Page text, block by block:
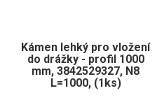
Kámen lehký pro vložení
do drážky - profil 1000
mm, 3842529327, N8
L=1000, (1ks)